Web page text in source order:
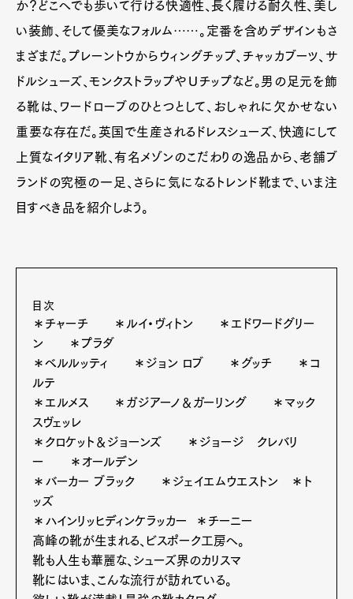
か？どこへでも歩いて行ける快適性、長く履ける耐久性、美し
い装飾、そして優美なフォルム……。定番を含めデザインもさ
まざまだ。プレーントウからウィングチップ、チャッカブーツ、サ
ドルシューズ、モンクストラップやＵチップなど。男の足元を飾
る靴は、ワードローブのひとつとして、おしゃれに欠かせない
重要な存在だ。英国で生産されるドレスシューズ、快適にして
上質なイタリア靴、有名メゾンのこだわりの逸品から、老舗ブ
ランドの究極の一足、さらに気になるトレンド靴まで、いま注
目すべき品を紹介しよう。
目次
＊チャーチ ＊ルイ・ヴィトン ＊エドワードグリー
ン ＊プラダ
＊ベルルッティ ＊ジョン ロブ ＊グッチ ＊コ
ルテ
＊エルメス ＊ガジアーノ＆ガーリング ＊マック
スヴェッレ
＊クロケット＆ジョーンズ ＊ジョージ クレバリ
ー ＊オールデン
＊バーカー ブラック ＊ジェイエムウエストン ＊ト
ッズ
＊ハインリッヒディンケラッカー ＊チーニー
高峰の靴が生まれる、ビスポーク工房へ。
靴も人生も華麗な、シューズ界のカリスマ
靴にはいま、こんな流行が訪れている。